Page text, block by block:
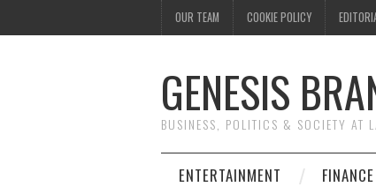
OUR TEAM COOKIE POLICY
GENESIS
BUSINESS, POLITICS & SOCIETY AT
ENTERTAINMENT FINANCE